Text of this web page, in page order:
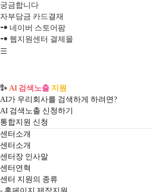
검
색
적
화
(AIO)
궁금합니다
자부담금 카드결재
네이버 스토어팜
웹지원센터 결제몰
체
메
뉴
열
전
체
메
뉴
AI 검색노출 지원
AI가 우리회사를 검색하게 하려면?
AI 검색노출 신청하기
통합지원 신청
센터소개
센터소개
센터장 인사말
센터연혁
센터 지원의 종류